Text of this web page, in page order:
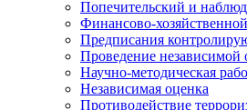
Попечительский и
Финансово-
Предписания
Проведение независимой
Научно-методическая
Независимая оценка
Противодействие